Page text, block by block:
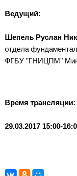
Ведущий:
Шепель Руслан
отдела
ФГБУ "ГНИЦПМ"
Время трансляции:
29.03.2017 15:00-